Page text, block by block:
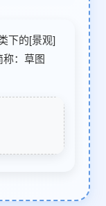
下的[景观]
：草图